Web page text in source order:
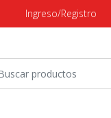
Ingreso/Registro